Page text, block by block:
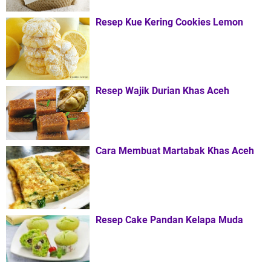
Resep Kue Kering Cookies Lemon
Resep Wajik Durian Khas Aceh
Cara Membuat Martabak Khas Aceh
Resep Cake Pandan Kelapa Muda